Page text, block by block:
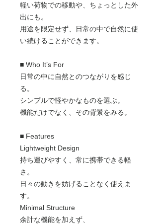
軽い荷物での移動や、ちょっとした外
出にも。
用途を限定せず、日常の中で自然に使
い続けることができます。
■ Who It’s For
日常の中に自然とのつながりを感じ
る。
シンプルで軽やかなものを選ぶ。
機能だけでなく、その背景をみる。
■ Features
Lightweight Design
持ち運びやすく、常に携帯できる軽
さ。
日々の動きを妨げることなく使えま
す。
Minimal Structure
余計な機能を加えず、